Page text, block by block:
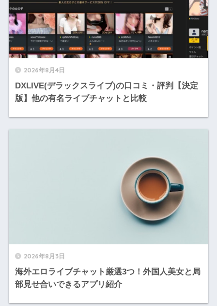
2026年8月4日
DXLIVE(デラックスライブ)の口コミ・評判【決定
版】他の有名ライブチャットと比較
2026年8月3日
海外エロライブチャット厳選3つ！外国人美女と局
部見せ合いできるアプリ紹介